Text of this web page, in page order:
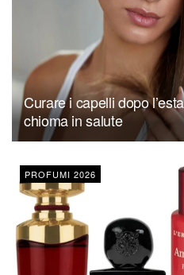
Curare i capelli dopo
chioma in salute
PROFUMI 2026